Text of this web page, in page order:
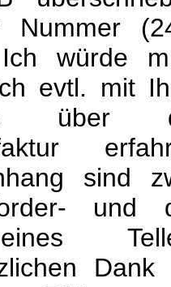
würde
evtl. mit
über
sind
und
Dank